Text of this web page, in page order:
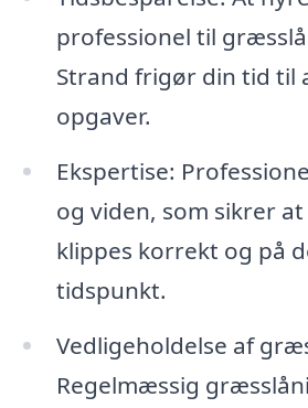
professionel til
Strand frigør din tid til
opgaver.
Ekspertise:
og viden, som sikrer
klippes korrekt og på
tidspunkt.
Vedligeholdelse af
Regelmæssig